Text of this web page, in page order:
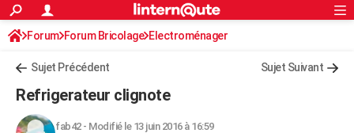
ACTUALITÉS
Politique
Société
Faits Divers
Education
Monde
Villes
+
FINANCE
S'inscrire
Connexion
Forum Forum Bricolage Electroménager
Sujet Précédent Sujet Suivant
Refrigerateur clignote
fab42- Modifié le 13 juin 2016 à 16:59